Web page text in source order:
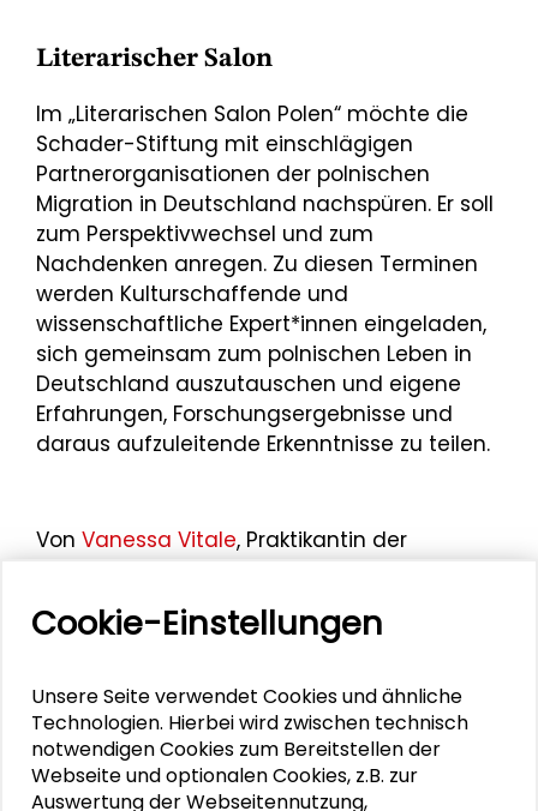
Literarischer Salon
Im „Literarischen Salon Polen“ möchte die
Schader-Stiftung mit einschlägigen
Partnerorganisationen der polnischen
Migration in Deutschland nachspüren. Er soll
zum Perspektivwechsel und zum
Nachdenken anregen. Zu diesen Terminen
werden Kulturschaffende und
wissenschaftliche Expert*innen eingeladen,
sich gemeinsam zum polnischen Leben in
Deutschland auszutauschen und eigene
Erfahrungen, Forschungsergebnisse und
daraus aufzuleitende Erkenntnisse zu teilen.
Von Vanessa Vitale, Praktikantin der
Mehr zum Thema
"Versäumte Bilder": Lebenszeichen aus
Darmstadt und Frankfurt
Cookie-Einstellungen
Unsere Seite verwendet Cookies und ähnliche
Technologien. Hierbei wird zwischen technisch
notwendigen Cookies zum Bereitstellen der
Webseite und optionalen Cookies, z.B. zur
Auswertung der Webseitennutzung,